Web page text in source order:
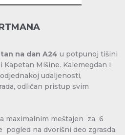
na dan A24 u potpunoj tišini
Kapetan Mišine. Kalemegdan i
udaljenosti,
odličan pristup svim
maximalnim meštajen za 6
pogled na dvorišni deo zgrasda.